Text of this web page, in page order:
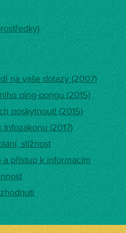
na vaše dotazy (2007)
ping-pongu (2015)
poskytnout! (2015)
(2017)
stížnost
a přístup k informacím